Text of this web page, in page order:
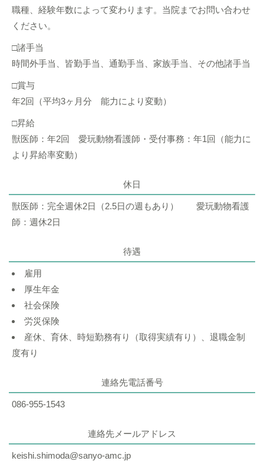
職種、経験年数によって変わります。当院までお問い合わせ
ください。
□諸手当
時間外手当、皆勤手当、通勤手当、家族手当、その他諸手当
□賞与
年2回（平均3ヶ月分 能力により変動）
□昇給
獣医師：年2回 愛玩動物看護師・受付事務：年1回（能力に
より昇給率変動）
休日
獣医師：完全週休2日（2.5日の週もあり） 愛玩動物看護
師：週休2日
待遇
雇用
厚生年金
社会保険
労災保険
産休、育休、時短勤務有り（取得実績有り）、退職金制
度有り
連絡先電話番号
086-955-1543
連絡先メールアドレス
keishi.shimoda@sanyo-amc.jp